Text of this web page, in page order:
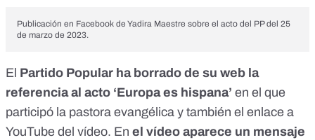
Publicación en Facebook de Yadira Maestre sobre el acto del PP del 25
de marzo de 2023.
El Partido Popular ha borrado de su web la
referencia al acto ‘Europa es hispana’ en el que
participó la pastora evangélica y también el enlace a
YouTube del vídeo. En el vídeo aparece un mensaje